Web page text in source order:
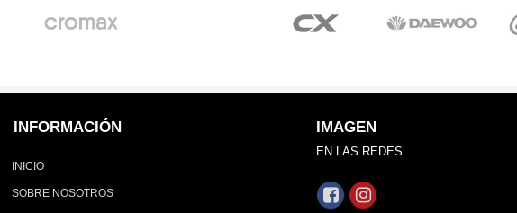
INFORMACIÓN
INICIO
SOBRE NOSOTROS
IMAGEN
EN LAS REDES